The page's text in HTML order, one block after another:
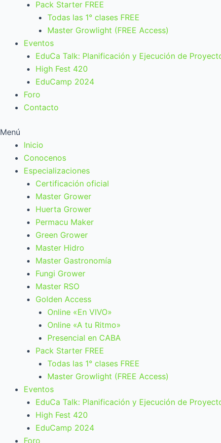
Pack Starter FREE
Todas las 1° clases FREE
Master Growlight (FREE Access)
Eventos
EduCa Talk: Planificación y Ejecución de
High Fest 420
EduCamp 2024
Foro
Contacto
Menú
Inicio
Conocenos
Especializaciones
Certificación oficial
Master Grower
Huerta Grower
Permacu Maker
Green Grower
Master Hidro
Master Gastronomía
Fungi Grower
Master RSO
Golden Access
Online «En VIVO»
Online «A tu Ritmo»
Presencial en CABA
Pack Starter FREE
Todas las 1° clases FREE
Master Growlight (FREE Access)
Eventos
EduCa Talk: Planificación y Ejecución de
High Fest 420
EduCamp 2024
Foro